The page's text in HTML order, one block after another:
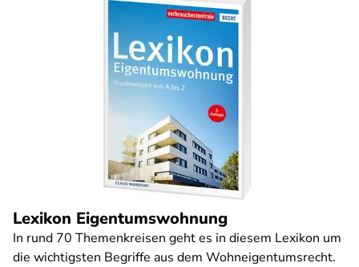
Lexikon Eigentumswohnung
In rund 70 Themenkreisen geht es in diesem Lexikon um
die wichtigsten Begriffe aus dem Wohneigentumsrecht.